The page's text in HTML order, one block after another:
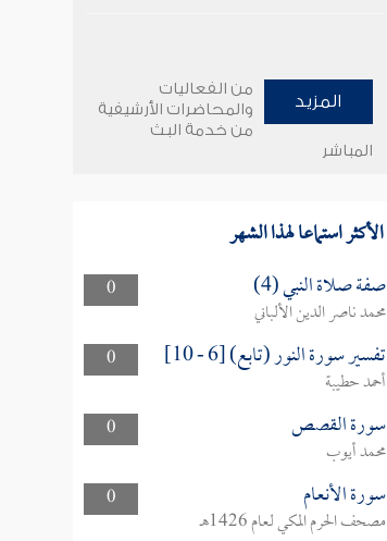
المزيد
من الفعاليات
والمحاضرات الأرشيفية
من خدمة البث
المباشر
الأكثر استماعا لهذا الشهر
0 صفة صلاة النبي (4)
محمد ناصر الدين الألباني
0
تفسير سورة النور (تابع) [6 - 10]
أحمد حطيبة
0
سورة القصص
محمد أيوب
0
سورة الأنعام
مصحف الحرم المكي لعام 1426هـ